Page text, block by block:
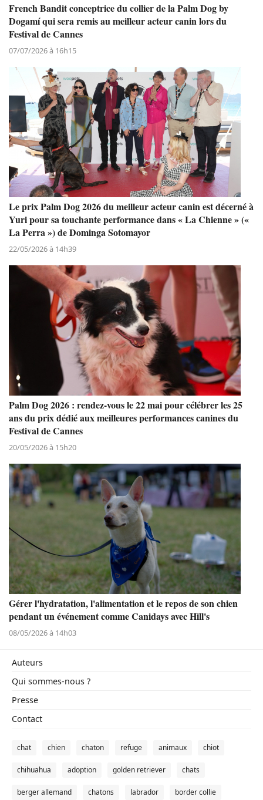
French Bandit conceptrice du collier de la Palm Dog by
Dogamí qui sera remis au meilleur acteur canin lors du
Festival de Cannes
07/07/2026 à 16h15
Le prix Palm Dog 2026 du meilleur acteur canin est décerné à
Yuri pour sa touchante performance dans « La Chienne » («
La Perra ») de Dominga Sotomayor
22/05/2026 à 14h39
Palm Dog 2026 : rendez-vous le 22 mai pour célébrer les 25
ans du prix dédié aux meilleures performances canines du
Festival de Cannes
20/05/2026 à 15h20
Gérer l'hydratation, l'alimentation et le repos de son chien
pendant un événement comme Canidays avec Hill's
08/05/2026 à 14h03
Auteurs
Qui sommes-nous ?
Presse
Contact
chat chien chaton refuge animaux chiot
chihuahua adoption golden retriever chats
berger allemand chatons labrador border collie